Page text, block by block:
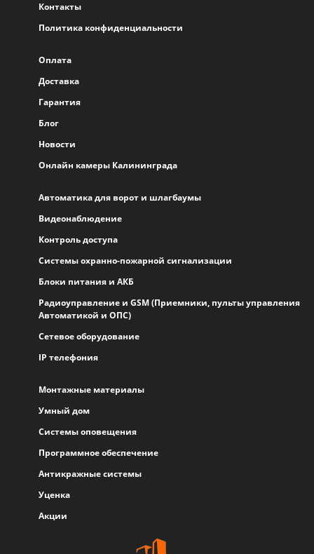
Контакты
Политика конфиденциальности
Оплата
Доставка
Гарантия
Блог
Новости
Онлайн камеры Калининграда
Автоматика для ворот и шлагбаумы
Видеонаблюдение
Контроль доступа
Системы охранно-пожарной сигнализации
Блоки питания и АКБ
Радиоуправление и GSM (Приемники, пульты управления
Автоматикой и ОПС)
Сетевое оборудование
IP телефония
Монтажные материалы
Умный дом
Системы оповещения
Программное обеспечение
Антикражные системы
Уценка
Акции